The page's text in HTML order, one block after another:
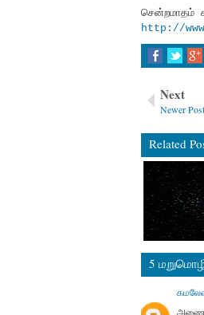
சென்றமாதம்
http://
Next
Newer Post
Related
5